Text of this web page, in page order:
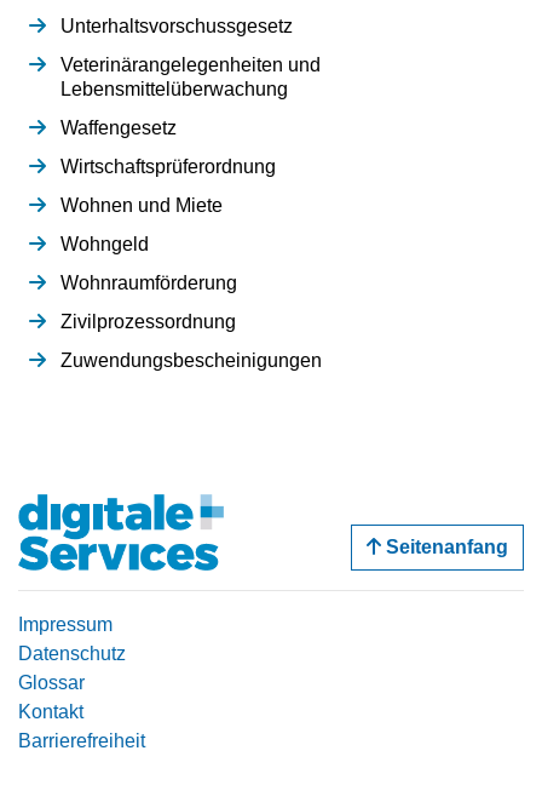
Unterhaltsvorschussgesetz
Veterinärangelegenheiten und
Lebensmittelüberwachung
Waffengesetz
Wirtschaftsprüferordnung
Wohnen und Miete
Wohngeld
Wohnraumförderung
Zivilprozessordnung
Zuwendungsbescheinigungen
Seitenanfang
Impressum
Datenschutz
Glossar
Kontakt
Barrierefreiheit